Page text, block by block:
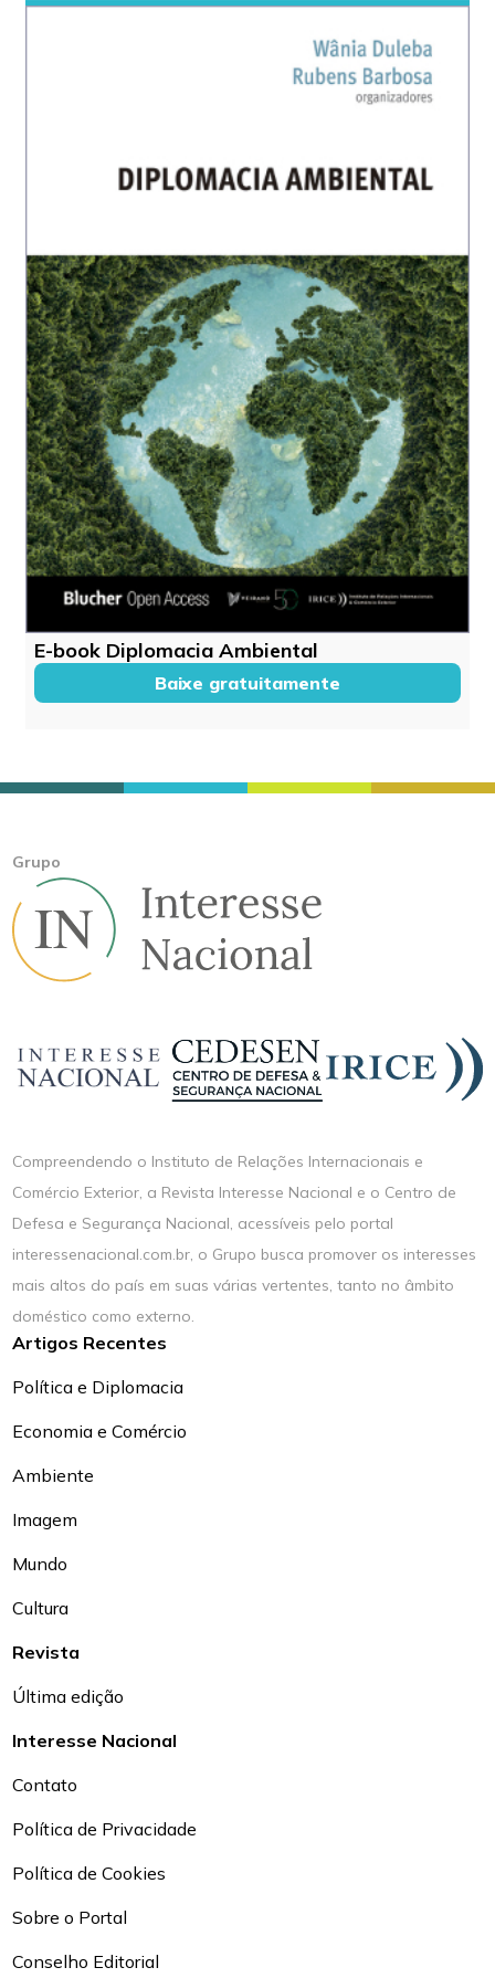
E-book Diplomacia Ambiental
Baixe gratuitamente
Grupo
Compreendendo o Instituto de Relações Internacionais e
Comércio Exterior, a Revista Interesse Nacional e o Centro de
Defesa e Segurança Nacional, acessíveis pelo portal
interessenacional.com.br, o Grupo busca promover os interesses
mais altos do país em suas várias vertentes, tanto no âmbito
doméstico como externo.
Artigos Recentes
Política e Diplomacia
Economia e Comércio
Ambiente
Imagem
Mundo
Cultura
Revista
Última edição
Interesse Nacional
Contato
Política de Privacidade
Política de Cookies
Sobre o Portal
Conselho Editorial